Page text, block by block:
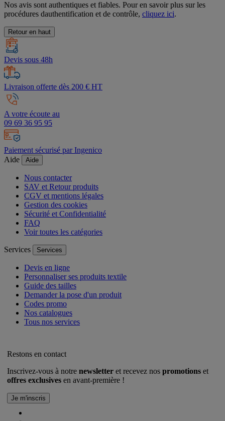
Nos avis sont authentiques et fiables. Pour en savoir plus sur les
procédures dauthentification et de contrôle, cliquez ici.
Retour en haut
Devis sous 48h
Livraison offerte dès 200 € HT
A votre écoute au
09 69 36 95 95
Paiement sécurisé par Ingenico
Aide
Aide
Nous contacter
SAV et Retour produits
CGV et mentions légales
Gestion des cookies
Sécurité et Confidentialité
FAQ
Voir toutes les catégories
Services Services
Devis en ligne
Personnaliser ses produits textile
Guide des tailles
Demander la pose d'un produit
Codes promo
Nos catalogues
Tous nos services
Restons en contact
Inscrivez-vous à notre newsletter et recevez nos promotions et
offres exclusives en avant-première !